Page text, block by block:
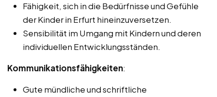
Fähigkeit, sich in die Bedürfnisse und Gefühle
der Kinder in Erfurt hineinzuversetzen.
Sensibilität im Umgang mit Kindern und deren
individuellen Entwicklungsständen.
Kommunikationsfähigkeiten:
Gute mündliche und schriftliche